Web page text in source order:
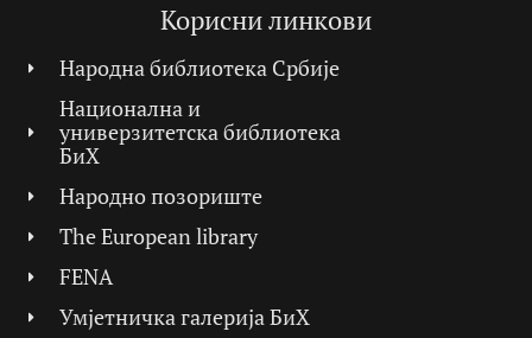
Корисни линкови
Народна библиотека Србије
Национална и
универзитетска библиотека
БиХ
Народно позориште
The European library
FENA
Умјетничка галерија БиХ